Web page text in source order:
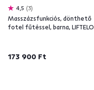
4,5 3
Masszázsfunkciós, dönthető
fotel fűtéssel, barna, LIFTELO
173 900 Ft